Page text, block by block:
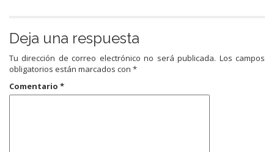
Deja una respuesta
Tu dirección de correo electrónico no será publicada. Los campos
obligatorios están marcados con *
Comentario *